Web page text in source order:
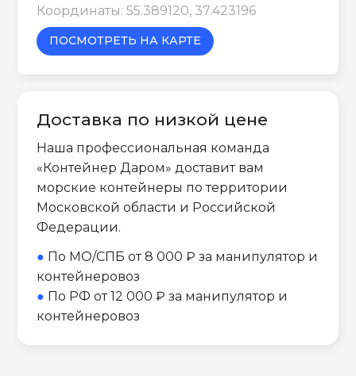
Координаты: 55.389120, 37.423196
ПОСМОТРЕТЬ НА КАРТЕ
Доставка по низкой цене
Наша профессиональная команда
«Контейнер Даром» доставит вам
морские контейнеры по территории
Московской области и Российской
Федерации.
● По МО/СПБ от 8 000 ₽ за манипулятор и
контейнеровоз
● По РФ от 12 000 ₽ за манипулятор и
контейнеровоз